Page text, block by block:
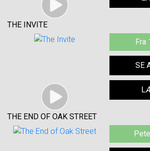
THE INVITE
SE
THE END OF OAK STREET